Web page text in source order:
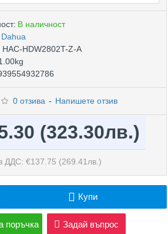
В наличност
Dahua
HAC-HDW2802T-Z-A
0 отзива - Напишете отзив
(323.30лв.)
ДДС: €137.75 (269.41лв.)
Купи
поръчка Задай въпрос